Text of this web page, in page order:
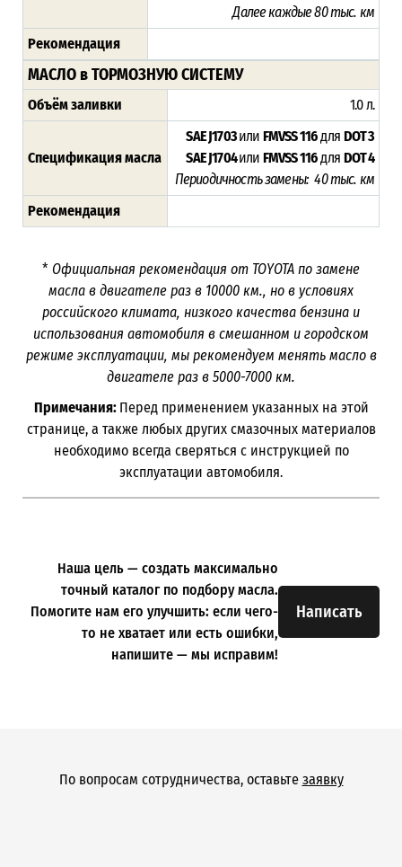
Далее каждые 80 тыс. км
Рекомендация
МАСЛО в ТОРМОЗНУЮ СИСТЕМУ
Объём заливки 1.0 л.
Спецификация масла
SAE J1703или FMVSS 116дляDOT 3
SAE J1704или FMVSS 116дляDOT 4
Периодичность замены: 40 тыс. км
Рекомендация
* Официальная рекомендация от TOYOTA по замене
масла в двигателе раз в 10000 км., но в условиях
российского климата, низкого качества бензина и
использования автомобиля в смешанном и городском
режиме эксплуатации, мы рекомендуем менять масло в
двигателе раз в 5000-7000 км.
Примечания: Перед применением указанных на этой
странице, а также любых других смазочных материалов
необходимо всегда сверяться с инструкцией по
эксплуатации автомобиля.
Написать
Наша цель — создать максимально
точный каталог по подбору масла.
Помогите нам его улучшить: если чего-
то не хватает или есть ошибки,
напишите — мы исправим!
По вопросам сотрудничества, оставьте заявку